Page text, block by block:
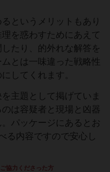
というメリットもあり
を惑わすためにあえて
たり、的外れな解答を
とは一味違った戦略性
してくれます。
主題として掲げていま
は容疑者と現場と凶器
パッケージにあるとお
る内容ですので安心し
協力くださった方